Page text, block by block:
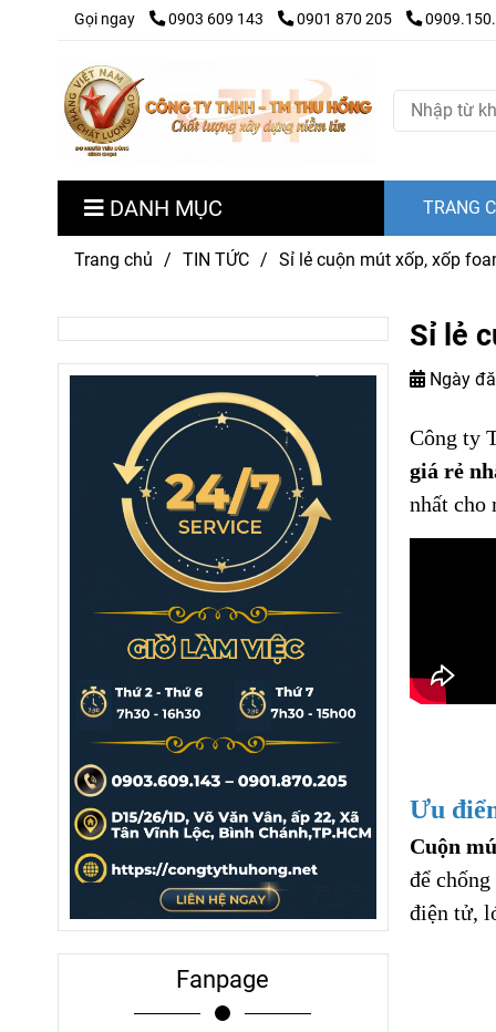
Gọi ngay 0903 609 143 0901 870 205
DANH MỤC TRANG
Trang chủ / TIN TỨC / Sỉ lẻ cuộn mút xốp, xốp
Sỉ lẻ
Ngày
Công ty
giá rẻ
nhất cho
Ưu
Cuộn
để
điện tử,
Fanpage